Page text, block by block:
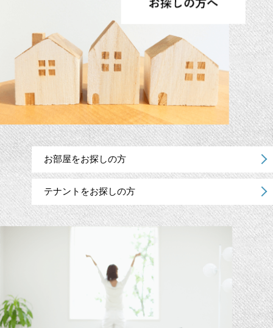
お部屋をお探しの方
テナントをお探しの方